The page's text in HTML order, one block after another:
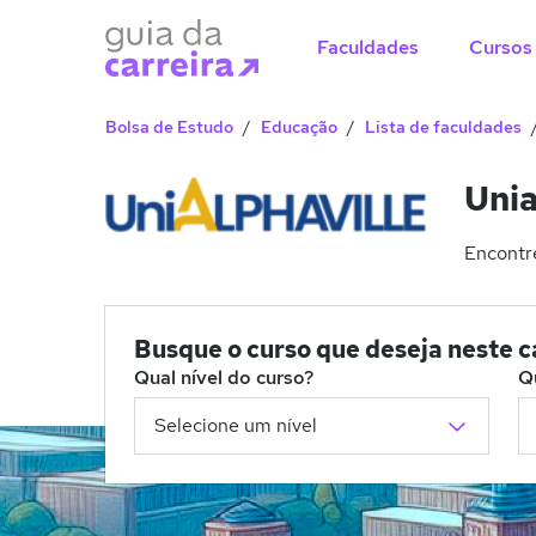
Faculdades Cursos
Bolsa de Estudo Educação Lista de faculdades
Busque o curso que deseja neste
Qual nível do curso?